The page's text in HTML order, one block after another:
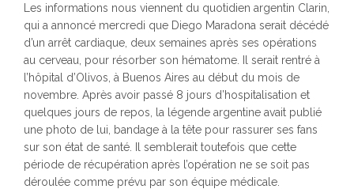
Les informations nous viennent du quotidien argentin Clarin,
qui a annoncé mercredi que Diego Maradona serait décédé
d’un arrêt cardiaque, deux semaines après ses opérations
au cerveau, pour résorber son hématome. Il serait rentré à
l’hôpital d’Olivos, à Buenos Aires au début du mois de
novembre. Après avoir passé 8 jours d’hospitalisation et
quelques jours de repos, la légende argentine avait publié
une photo de lui, bandage à la tête pour rassurer ses fans
sur son état de santé. Il semblerait toutefois que cette
période de récupération après l’opération ne se soit pas
déroulée comme prévu par son équipe médicale.